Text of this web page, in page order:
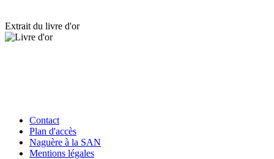
Extrait du livre d'or
Contact
Plan d'accès
Naguère à la SAN
Mentions légales